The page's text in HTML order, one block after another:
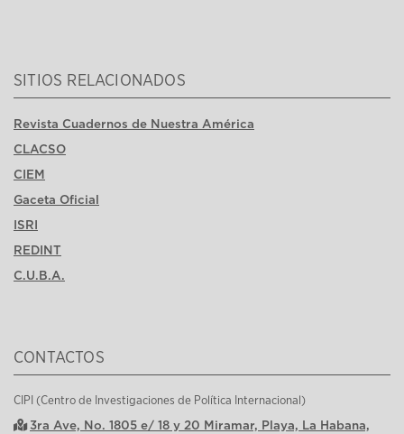
SITIOS RELACIONADOS
Revista Cuadernos de Nuestra América
CLACSO
CIEM
Gaceta Oficial
ISRI
REDINT
C.U.B.A.
CONTACTOS
CIPI (Centro de Investigaciones de Política Internacional)
3ra Ave, No. 1805 e/ 18 y 20 Miramar, Playa, La Habana,